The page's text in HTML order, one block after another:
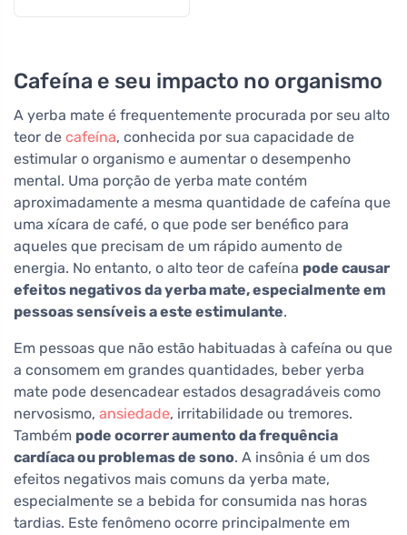
Cafeína e seu impacto no organismo
A yerba mate é frequentemente procurada por seu alto
teor de cafeína, conhecida por sua capacidade de
estimular o organismo e aumentar o desempenho
mental. Uma porção de yerba mate contém
aproximadamente a mesma quantidade de cafeína que
uma xícara de café, o que pode ser benéfico para
aqueles que precisam de um rápido aumento de
energia. No entanto, o alto teor de cafeína pode causar
efeitos negativos da yerba mate, especialmente em
pessoas sensíveis a este estimulante.
Em pessoas que não estão habituadas à cafeína ou que
a consomem em grandes quantidades, beber yerba
mate pode desencadear estados desagradáveis como
nervosismo, ansiedade, irritabilidade ou tremores.
Também pode ocorrer aumento da frequência
cardíaca ou problemas de sono. A insônia é um dos
efeitos negativos mais comuns da yerba mate,
especialmente se a bebida for consumida nas horas
tardias. Este fenômeno ocorre principalmente em